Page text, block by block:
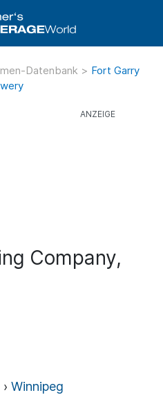
Datenbank > Fort Garry
Company,
›Winnipeg